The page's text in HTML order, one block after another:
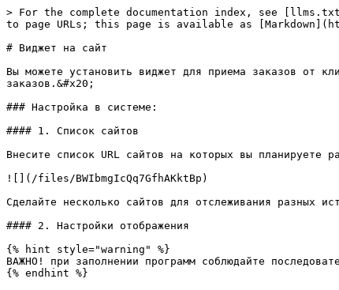
> For the complete documentation index, see
to page URLs; this page is available as
# Виджет на сайт
Вы можете установить виджет для приема заказов от
заказов.&#x20;
### Настройка в системе:
#### 1. Cписок сайтов
Внесите список URL сайтов на которых вы планируете
![](/files/BWIbmgIcQq7GfhAKktBp)
Сделайте несколько сайтов для отслеживания разных
#### 2. Настройки отображения
{% hint style="warning" %}
ВАЖНО! при заполнении программ соблюдайте
{% endhint %}